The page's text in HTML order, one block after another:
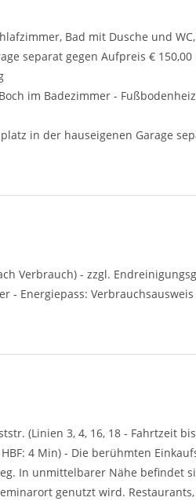
Bad mit Dusche und
separat gegen Aufpreis €
im Badezimmer -
in der hauseigenen Garage
Verbrauch) - zzgl.
Energiepass: Verbrauchsausweis
(Linien 3, 4, 16, 18 - Fahrtzeit bis
4 Min) - Die berühmten
In unmittelbarer Nähe befindet
genutzt wird.